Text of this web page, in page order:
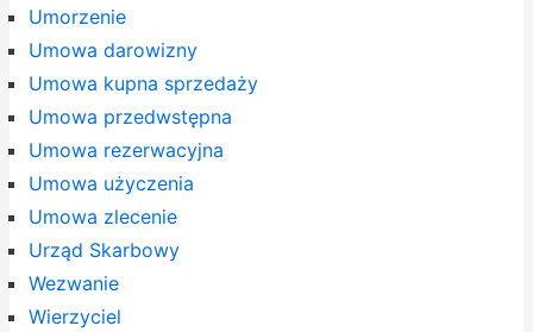
Umorzenie
Umowa darowizny
Umowa kupna sprzedaży
Umowa przedwstępna
Umowa rezerwacyjna
Umowa użyczenia
Umowa zlecenie
Urząd Skarbowy
Wezwanie
Wierzyciel